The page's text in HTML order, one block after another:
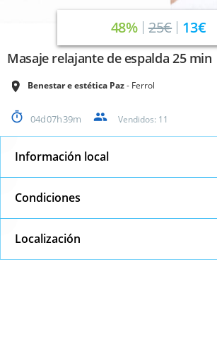
48% 25€ 13€
Masaje relajante de espalda 25 min
Benestar e estética Paz Ferrol
04 07 39 Vendidos: 11
Información local
Condiciones
Localización